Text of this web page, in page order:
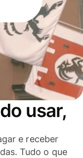
usar,
e receber
Tudo o que